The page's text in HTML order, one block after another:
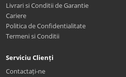
Livrari si Conditii de Garantie
Cariere
Politica de Confidentialitate
Termeni si Conditii
Serviciu Clienți
Contactați-ne